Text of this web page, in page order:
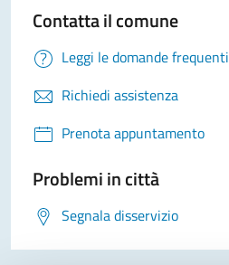
Contatta il comune
Leggi le domande frequenti
Richiedi assistenza
Prenota appuntamento
Problemi in città
Segnala disservizio